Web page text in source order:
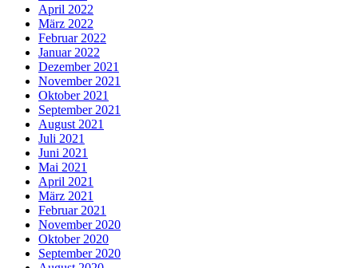
April 2022
März 2022
Februar 2022
Januar 2022
Dezember 2021
November 2021
Oktober 2021
September 2021
August 2021
Juli 2021
Juni 2021
Mai 2021
April 2021
März 2021
Februar 2021
November 2020
Oktober 2020
September 2020